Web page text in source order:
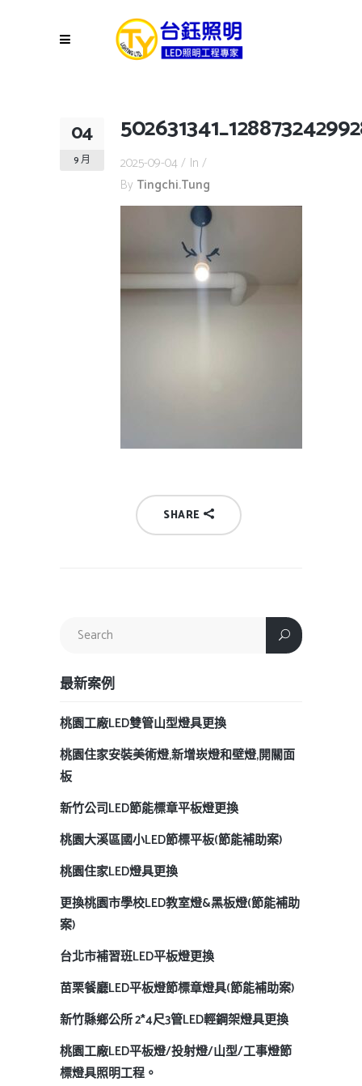
04
9 月 2025-09-04
In
By Tingchi.tung
SHARE
最新案例
桃園工廠LED雙管山型燈具更換
桃園住家安裝美術燈,新增崁燈和壁燈,開關面
板
新竹公司LED節能標章平板燈更換
桃園大溪區國小LED節標平板(節能補助案)
桃園住家LED燈具更換
更換桃園市學校LED教室燈&黑板燈(節能補助
案)
台北市補習班LED平板燈更換
苗栗餐廳LED平板燈節標章燈具(節能補助案)
新竹縣鄉公所 2*4尺3管LED輕鋼架燈具更換
桃園工廠LED平板燈/投射燈/山型/工事燈節
標燈具照明工程。